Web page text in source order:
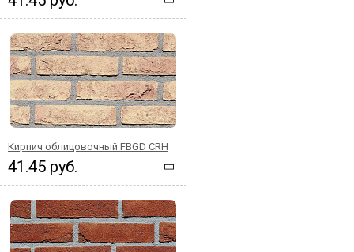
Кирпич облицовочный FBGD CRH
41.45 руб.